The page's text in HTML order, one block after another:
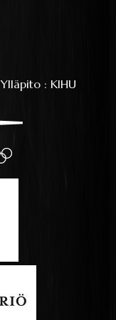
Ylläpito: KIHU